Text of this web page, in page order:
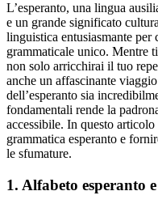
L’esperanto, una lingua
e un grande significato
linguistica entusiasmante per
grammaticale unico. Mentre
non solo arricchirai il tuo
anche un affascinante
dell’esperanto sia
fondamentali rende la
accessibile. In questo
grammatica esperanto e
le sfumature.
1. Alfabeto esperanto